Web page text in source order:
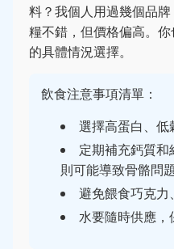
料？我個人用過幾個品
糧不錯，但價格偏高。
的具體情況選擇。
飲食注意事項清單：
選擇高蛋白、低
定期補充鈣質
則可能導致骨骼問題
避免餵食巧克力
水要隨時供應，